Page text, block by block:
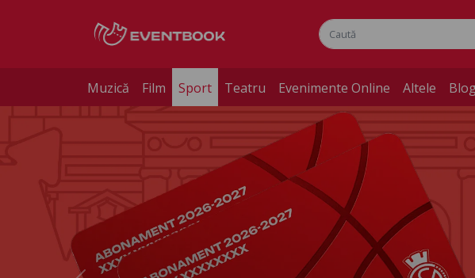
Muzică Film Sport Teatru Evenimente Online Altele